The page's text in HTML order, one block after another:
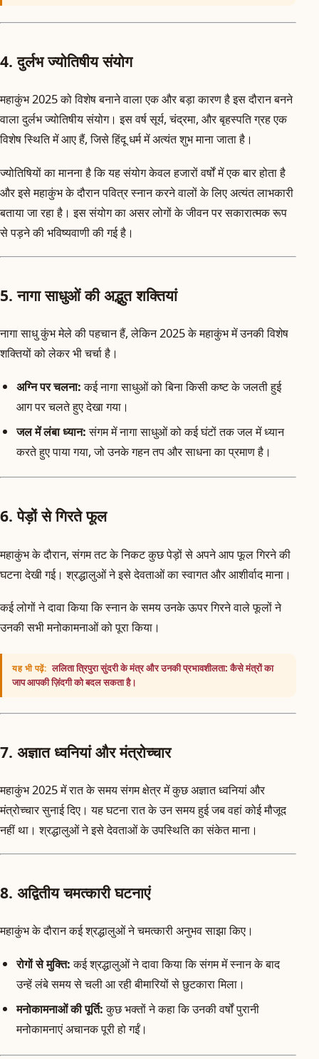
4. दुर्लभ ज्योतिषीय संयोग
महाकुंभ 2025 को विशेष बनाने वाला एक और बड़ा कारण है इस दौरान बनने
वाला दुर्लभ ज्योतिषीय संयोग। इस वर्ष सूर्य, चंद्रमा, और बृहस्पति ग्रह एक
विशेष स्थिति में आए हैं, जिसे हिंदू धर्म में अत्यंत शुभ माना जाता है।
ज्योतिषियों का मानना है कि यह संयोग केवल हजारों वर्षों में एक बार होता है
और इसे महाकुंभ के दौरान पवित्र स्नान करने वालों के लिए अत्यंत लाभकारी
बताया जा रहा है। इस संयोग का असर लोगों के जीवन पर सकारात्मक रूप
से पड़ने की भविष्यवाणी की गई है।
5. नागा साधुओं की अद्भुत शक्तियां
नागा साधु कुंभ मेले की पहचान हैं, लेकिन 2025 के महाकुंभ में उनकी विशेष
शक्तियों को लेकर भी चर्चा है।
अग्नि पर चलना:कई नागा साधुओं को बिना किसी कष्ट के जलती हुई
आग पर चलते हुए देखा गया।
जल में लंबा ध्यान:संगम में नागा साधुओं को कई घंटों तक जल में ध्यान
करते हुए पाया गया, जो उनके गहन तप और साधना का प्रमाण है।
6. पेड़ों से गिरते फूल
महाकुंभ के दौरान, संगम तट के निकट कुछ पेड़ों से अपने आप फूल गिरने की
घटना देखी गई। श्रद्धालुओं ने इसे देवताओं का स्वागत और आशीर्वाद माना।
कई लोगों ने दावा किया कि स्नान के समय उनके ऊपर गिरने वाले फूलों ने
उनकी सभी मनोकामनाओं को पूरा किया।
यह भी पढ़ें: ललिता त्रिपुरा सुंदरी के मंत्र और उनकी प्रभावशीलता: कैसे मंत्रों का
जाप आपकी ज़िंदगी को बदल सकता है।
7. अज्ञात ध्वनियां और मंत्रोच्चार
महाकुंभ 2025 में रात के समय संगम क्षेत्र में कुछ अज्ञात ध्वनियां और
मंत्रोच्चार सुनाई दिए। यह घटना रात के उन समय हुई जब वहां कोई मौजूद
नहीं था। श्रद्धालुओं ने इसे देवताओं के उपस्थिति का संकेत माना।
8. अद्वितीय चमत्कारी घटनाएं
महाकुंभ के दौरान कई श्रद्धालुओं ने चमत्कारी अनुभव साझा किए।
रोगों से मुक्ति:कई श्रद्धालुओं ने दावा किया कि संगम में स्नान के बाद
उन्हें लंबे समय से चली आ रही बीमारियों से छुटकारा मिला।
मनोकामनाओं की पूर्ति:कुछ भक्तों ने कहा कि उनकी वर्षों पुरानी
मनोकामनाएं अचानक पूरी हो गईं।